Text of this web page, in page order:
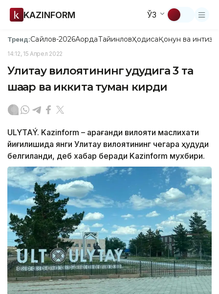
KAZINFORM ЎЗ
Тренд:Сайлов-2026АқордаТайинловҲодисаҚонун ва
14:12, 15 Апрел 2022
Улитау вилоятининг ҳудудига 3 та
шаҳар ва иккита туман кирди
ULYTAÝ. Kazinform – Қарағанди вилояти маслихати
йиғилишида янги Улитау вилоятининг чегара ҳудуди
белгиланди, деб хабар беради Kazinform мухбири.